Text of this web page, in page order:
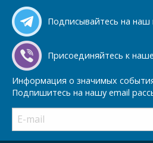
Подписывайтесь на наш
Присоединяйтесь к
Информация о значимых
Подпишитесь на нашу email